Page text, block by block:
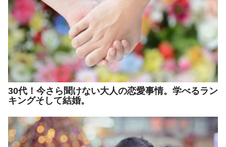
30代！今さら聞けない大人の恋愛事情。学べるラン
キングそして結婚。